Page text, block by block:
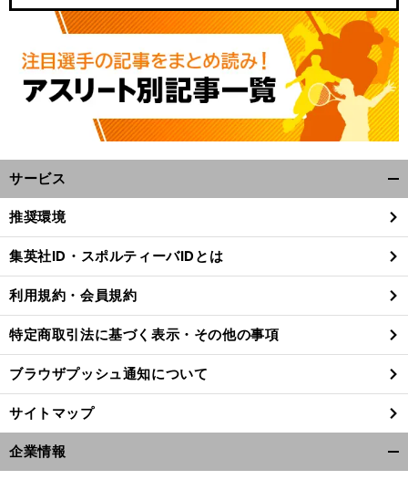
サービス
閉
る
推奨環境
集英社ID・スポルティーバIDとは
利用規約・会員規約
特定商取引法に基づく表示・その他の事項
ブラウザプッシュ通知について
サイトマップ
企業情報